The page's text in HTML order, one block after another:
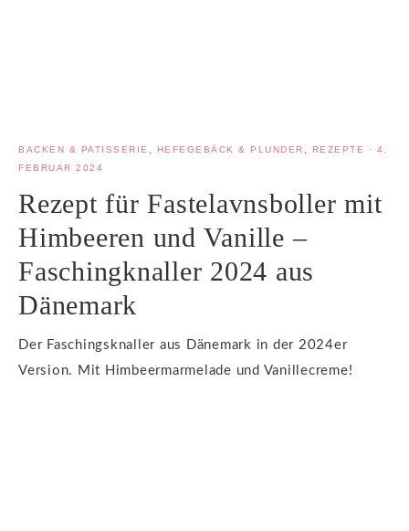
BACKEN & PATISSERIE, HEFEGEBÄCK & PLUNDER, REZEPTE · 4.
FEBRUAR 2024
Rezept für Fastelavnsboller mit
Himbeeren und Vanille –
Faschingknaller 2024 aus
Dänemark
Der Faschingsknaller aus Dänemark in der 2024er
Version. Mit Himbeermarmelade und Vanillecreme!